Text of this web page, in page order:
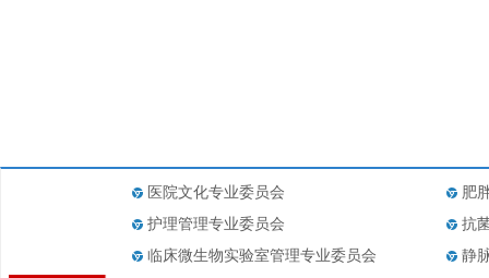
医院文化专业委员会
肥
护理管理专业委员会
抗
临床微生物实验室管理专业委员会
静